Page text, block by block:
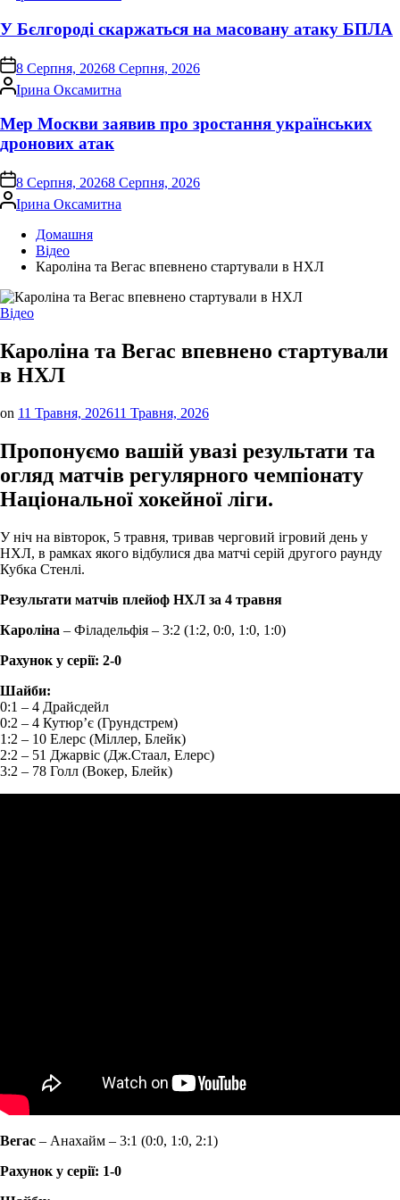
У Бєлгороді скаржаться на масовану атаку БПЛА
on8 Серпня, 20268 Серпня, 2026
Опубліковано
Ірина Оксамитна
Мер Москви заявив про зростання українських
дронових атак
on8 Серпня, 20268 Серпня, 2026
Опубліковано
Ірина Оксамитна
Домашня
Відео
Кароліна та Вегас впевнено стартували в НХЛ
Опублікувати
Відео
Кароліна та Вегас впевнено стартували
в НХЛ
on 11 Травня, 202611 Травня, 2026
Пропонуємо вашій увазі результати та
огляд матчів регулярного чемпіонату
Національної хокейної ліги.
У ніч на вівторок, 5 травня, тривав черговий ігровий день у
НХЛ, в рамках якого відбулися два матчі серій другого раунду
Кубка Стенлі.
Результати матчів плейоф НХЛ за 4 травня
Кароліна – Філадельфія – 3:2 (1:2, 0:0, 1:0, 1:0)
Рахунок у серії: 2-0
Шайби:
0:1 – 4 Драйсдейл
0:2 – 4 Кутюр’є (Грундстрем)
1:2 – 10 Елерс (Міллер, Блейк)
2:2 – 51 Джарвіс (Дж.Стаал, Елерс)
3:2 – 78 Голл (Вокер, Блейк)
Вегас – Анахайм – 3:1 (0:0, 1:0, 2:1)
Рахунок у серії: 1-0